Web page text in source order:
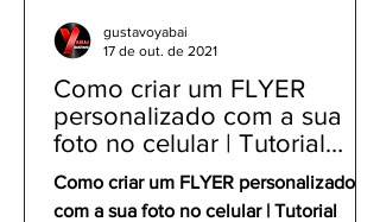
Como criar um FLYER
personalizado com a sua
foto no celular | Tutorial
PicsArt app gratuito
Como criar um FLYER personalizado
com a sua foto no celular | Tutorial
gustavoyabai
17 de out. de 2021